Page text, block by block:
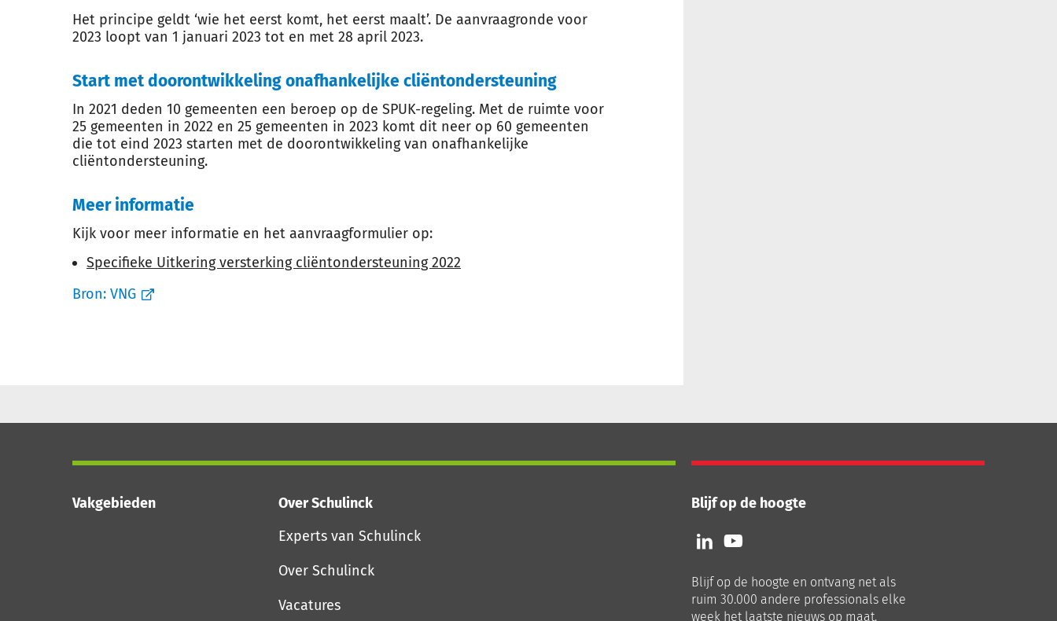
Het principe geldt ‘wie het eerst komt, het eerst maalt’. De aanvraagronde voor
2023 loopt van 1 januari 2023 tot en met 28 april 2023.
Start met doorontwikkeling onafhankelijke cliëntondersteuning
In 2021 deden 10 gemeenten een beroep op de SPUK-regeling. Met de ruimte voor
25 gemeenten in 2022 en 25 gemeenten in 2023 komt dit neer op 60 gemeenten
die tot eind 2023 starten met de doorontwikkeling van onafhankelijke
cliëntondersteuning.
Meer informatie
Kijk voor meer informatie en het aanvraagformulier op:
Specifieke Uitkering versterking cliëntondersteuning 2022
Bron: VNG
Vakgebieden
Over Schulinck
Experts van Schulinck
Over Schulinck
Vacatures
Blijf op de hoogte
Volg
ons
LinkedIn
Volg
ons
Youtube
Blijf op de hoogte en ontvang net als
ruim 30.000 andere professionals elke
week het laatste nieuws op maat.